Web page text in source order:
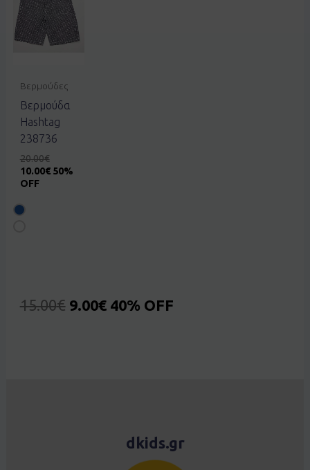
Βερμούδες
Βερμούδα
Hashtag
238736
20.00€
10.00€ 50%
OFF
15.00€ 9.00€ 40% OFF
dkids.gr